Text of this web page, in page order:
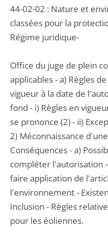
44-02-02 : Nature et
classées pour la
Régime juridique-
Office du juge de plein
applicables - a) Règles
vigueur à la date de
fond - i) Règles en
se prononce (2) - ii)
2) Méconnaissance
Conséquences - a)
compléter l'autorisation
faire application de
l'environnement -
Inclusion - Règles
pour les éoliennes.